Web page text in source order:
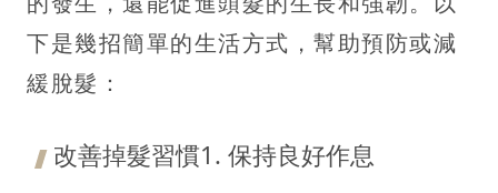
下是幾招簡單的生活方式，幫助預防或減
緩脫髮：
改善掉髮習慣1. 保持良好作息